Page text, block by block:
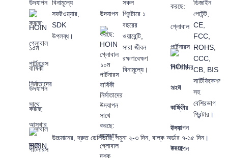
বিনামূল্যে
সফটওয়্যার,
SDK
উপলব্ধ।
সকল
প্রিন্টারে ১
বছরের
ওয়ারেন্টি,
সারা জীবন
রক্ষণাবেক্ষণ
বিনামূল্যে।
ডিজাইন
পেটেন্ট,
CE,
FCC,
ROHS,
CCC,
CB, BIS
সার্টিফিকেশন
সহ
বেশিরভাগ
প্রিন্টার।
উচ্চমানের, দ্রুত ডেলিভারি, নমুনা ২-৩ দিন, বাল্ক অর্ডার ৭-১৫ দিন।